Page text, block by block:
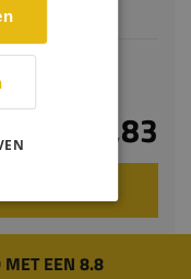
€ 24,83
MET EEN 8.8